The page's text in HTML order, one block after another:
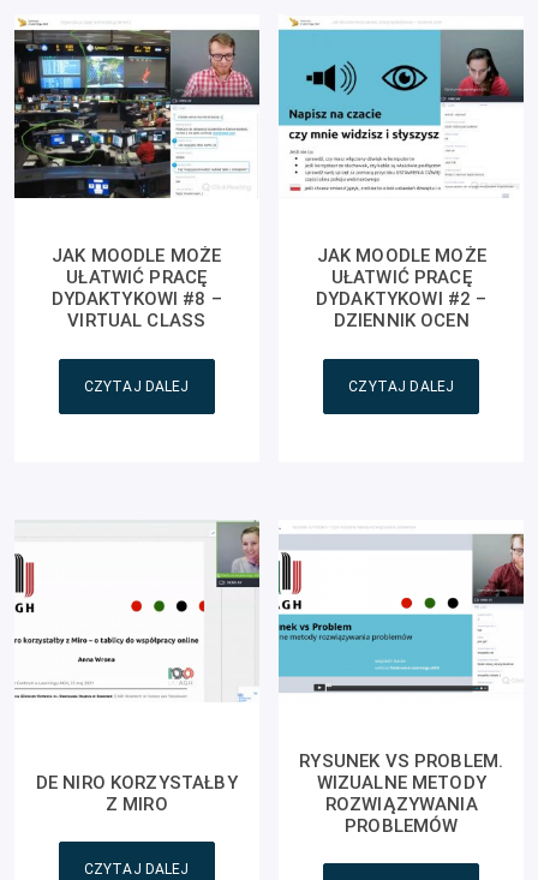
JAK MOODLE MOŻE
UŁATWIĆ PRACĘ
DYDAKTYKOWI #8 –
VIRTUAL CLASS
CZYTAJ DALEJ
JAK MOODLE MOŻE
UŁATWIĆ PRACĘ
DYDAKTYKOWI #2 –
DZIENNIK OCEN
CZYTAJ DALEJ
DE NIRO KORZYSTAŁBY
Z MIRO
CZYTAJ DALEJ
RYSUNEK VS PROBLEM.
WIZUALNE METODY
ROZWIĄZYWANIA
PROBLEMÓW